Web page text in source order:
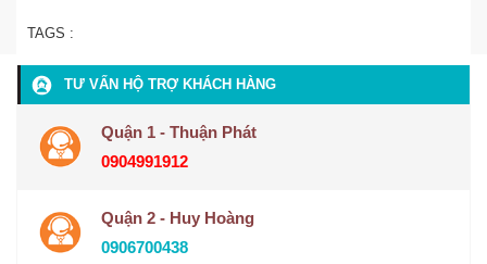
TAGS :
TƯ VẤN HỘ TRỢ KHÁCH HÀNG
Quận 1 - Thuận Phát
0904991912
Quận 2 - Huy Hoàng
0906700438